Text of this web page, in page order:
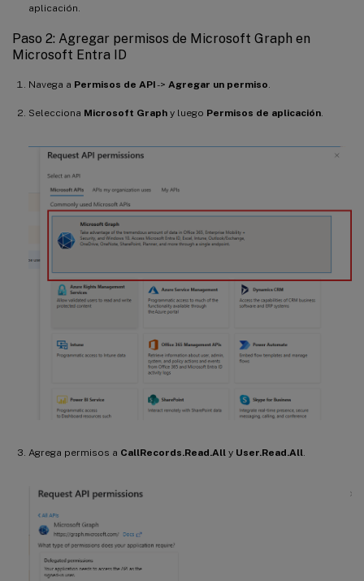
aplicación.
Paso 2: Agregar permisos de Microsoft Graph en
Microsoft Entra ID
Navega a Permisos de API-> Agregar un permiso.
Selecciona Microsoft Graph y luego Permisos de aplicación.
Agrega permisos a CallRecords.Read.All y User.Read.All.